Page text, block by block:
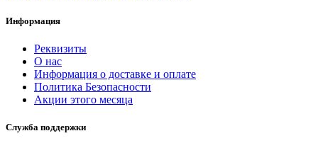
Информация
Реквизиты
О нас
Информация о доставке и оплате
Политика Безопасности
Акции этого месяца
Служба поддержки